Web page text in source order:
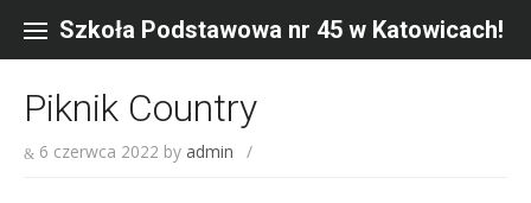
content
Szkoła Podstawowa nr 45 w Katowicach!
Piknik Country
6 czerwca 2022 by admin /